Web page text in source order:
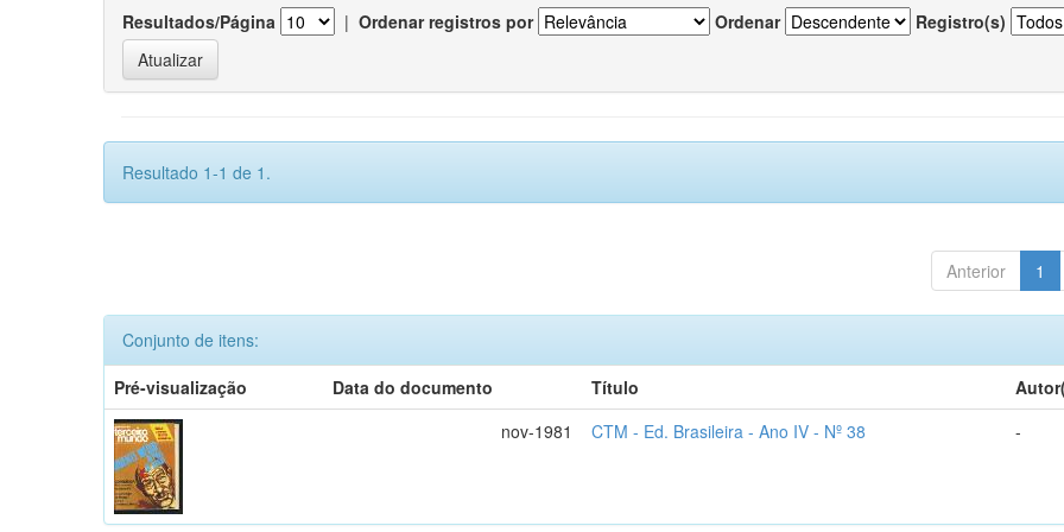
Resultados/Página | Ordenar registros por Ordenar Registro(s)
Resultado 1-1 de 1.
Anterior 1
Conjunto de itens:
Pré-visualização
Data do documento Título
nov-1981
CTM - Ed. Brasileira - Ano IV - Nº 38 -